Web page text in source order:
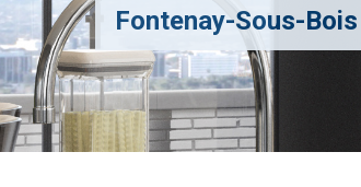
Fontenay-Sous-Bois